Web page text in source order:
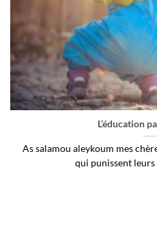
L’éducation
As salamou aleykoum mes
qui punissent leurs